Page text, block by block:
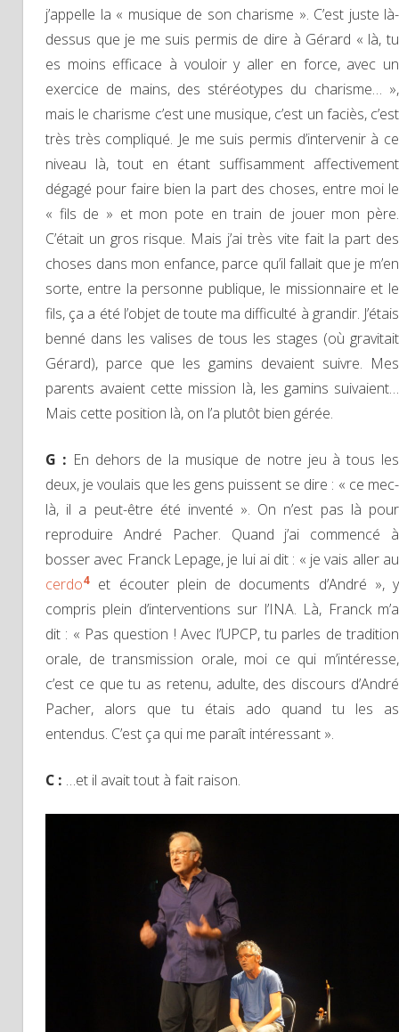
j’appelle la « musique de son charisme ». C’est juste là-
dessus que je me suis permis de dire à Gérard « là, tu
es moins efficace à vouloir y aller en force, avec un
exercice de mains, des stéréotypes du charisme… »,
mais le charisme c’est une musique, c’est un faciès, c’est
très très compliqué. Je me suis permis d’intervenir à ce
niveau là, tout en étant suffisamment affectivement
dégagé pour faire bien la part des choses, entre moi le
« fils de » et mon pote en train de jouer mon père.
C’était un gros risque. Mais j’ai très vite fait la part des
choses dans mon enfance, parce qu’il fallait que je m’en
sorte, entre la personne publique, le missionnaire et le
fils, ça a été l’objet de toute ma difficulté à grandir. J’étais
benné dans les valises de tous les stages (où gravitait
Gérard), parce que les gamins devaient suivre. Mes
parents avaient cette mission là, les gamins suivaient…
Mais cette position là, on l’a plutôt bien gérée.
G : En dehors de la musique de notre jeu à tous les
deux, je voulais que les gens puissent se dire : « ce mec-
là, il a peut-être été inventé ». On n’est pas là pour
reproduire André Pacher. Quand j’ai commencé à
bosser avec Franck Lepage, je lui ai dit : « je vais aller au
cerdo4 et écouter plein de documents d’André », y
compris plein d’interventions sur l’INA. Là, Franck m’a
dit : « Pas question ! Avec l’UPCP, tu parles de tradition
orale, de transmission orale, moi ce qui m’intéresse,
c’est ce que tu as retenu, adulte, des discours d’André
Pacher, alors que tu étais ado quand tu les as
entendus. C’est ça qui me paraît intéressant ».
C : …et il avait tout à fait raison.